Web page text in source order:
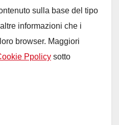
sulla base del tipo
informazioni che i
browser. Maggiori
Ppolicy sotto